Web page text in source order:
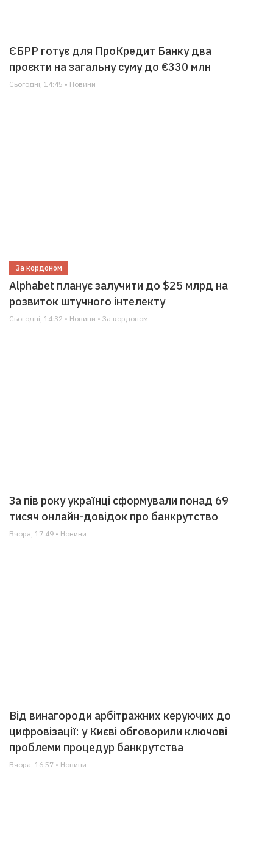
ЄБРР готує для ПроКредит Банку два
проєкти на загальну суму до €330 млн
Сьогодні, 14:45 • Новини
За кордоном
Alphabet планує залучити до $25 млрд на
розвиток штучного інтелекту
Сьогодні, 14:32 • Новини • За кордоном
За пів року українці сформували понад 69
тисяч онлайн-довідок про банкрутство
Вчора, 17:49 • Новини
Від винагороди арбітражних керуючих до
цифровізації: у Києві обговорили ключові
проблеми процедур банкрутства
Вчора, 16:57 • Новини